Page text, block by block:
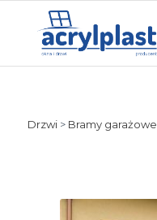
Drzwi> Bramy garażowe